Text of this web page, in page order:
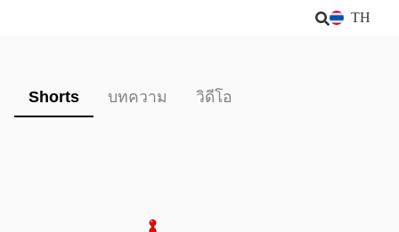
TH
Shorts บทความ วิดีโอ